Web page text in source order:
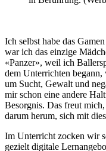
Ich selbst habe das
war ich das einzige
«Panzer», weil ich
dem Unterrichten
um Sucht, Gewalt und
mir schon eine andere
Besorgnis. Das freut
darum herum, sich mit
Im Unterricht zocken wir
gezielt digitale